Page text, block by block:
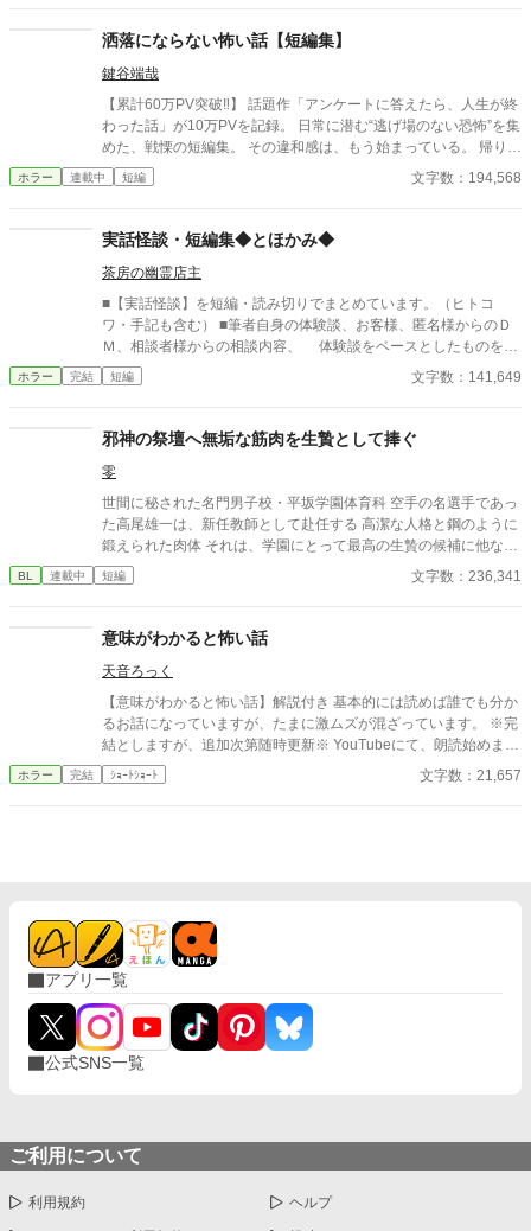
だった。 大学時代、民俗学の講義で准教授はこう言った。
「神々は神ではない」。人が畏れ、従い、忖度したものがかみに
なる。その言葉がコウイチを変えた。 会社の営業で関東のあちこ
ちを歩きまわった。コウイチは仕事よりも土地の古老の話に耳を
傾けることに熱中したほどだった。 失業後、ふと見つけた資料
にコウイチは目を奪われた。 「名付け得ぬ神」。 東京の西、檜原
たという。山奥には祠があるらしい。だがもう六十年も前に無人
人目は何かを知りながら口を閉ざす資料館の老人。そして三人目
は—— 深い山中でコウイチはついに祠を見つけた。巨大な岩を
た。 不穏な気配にコウイチは振り向くが、なにもない。 日本の中
心地・東京。そこからわずかにはずれた山の中に潜む秘密をめぐ
る奇譚。
洒落にならない怖い話【短編集】
鍵谷端哉
【累計60万PV突破‼】 話題作「アンケートに答えたら、人生が終
わった話」が10万PVを記録。 日常に潜む“逃げ場のない恐怖”を集
めた、戦慄の短編集。 その違和感は、もう始まっている。 帰り
道、誰もいないはずの部屋、何気ない会話。 どこにでもある日常
が、ある瞬間、取り返しのつかない異常へと変わる。 意味が分か
て、最後の一行で現実がひっくり返る話。 1話1000〜2000文字。
怖くなる。 これはすべて、どこかで起きていてもおかしくない
話。 ――あなたのすぐ隣でも。 洒落にならない実話風・創作ホラ
ー。
ホラー 連載中 短編 文字数：194,568
実話怪談・短編集◆とほかみ◆
茶房の幽霊店主
■【実話怪談】を短編・読み切りでまとめています。（ヒトコ
ワ・手記も含む） ■筆者自身の体験談、お客様、匿名様からのＤ
Ｍ、相談者様からの相談内容、 体験談をベースとしたものを、
小説形式で読めるようにしました。 ■筆者以外の体験談の場合、
体験者ご本人からの掲載許可をいただいています。 ■実話怪談と
いです。 ※pixiv・カクヨムへ掲載した作品の【完全版】です。
ホラー 完結 短編 文字数：141,649
邪神の祭壇へ無垢な筋肉を生贄として捧ぐ
零
世間に秘された名門男子校・平坂学園体育科 空手の名選手であっ
た高尾雄一は、新任教師として赴任する 高潔な人格と鋼のように
鍛えられた肉体 それは、学園にとって最高の生贄の候補に他なら
なかった 至高の筋肉を持つ、精神を削られ意志をなくした青年を
太古の神に捧げるため、“水”、“風”、“土”の信奉者達が暗躍する 意
校で繰り広げられるダークファンタジー
BL 連載中 短編 文字数：236,341
意味がわかると怖い話
天音ろっく
【意味がわかると怖い話】解説付き 基本的には読めば誰でも分か
るお話になっていますが、たまに激ムズが混ざっています。 ※完
結としますが、追加次第随時更新※ YouTubeにて、朗読始めまし
た(*'ω'*) お休み前や何かの作業のお供に、耳から読書はいかがで
すか？📕 https://youtube.com/@yuachanRio
ホラー 完結 ｼｮｰﾄｼｮｰﾄ 文字数：21,657
アプリ一覧
公式SNS一覧
ご利用について
利用規約 ヘルプ